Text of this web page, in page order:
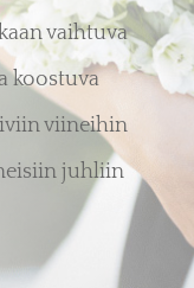
vaihtuva
koostuva
viineihin
juhliin